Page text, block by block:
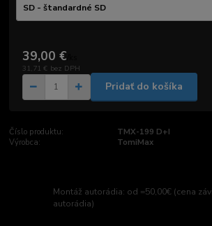
39,00 €
31,71 € bez DPH
Pridať do košíka
Číslo produktu:
TMX-199 D+I
Výrobca:
TomiMax
Montáž autorádia: od =50,00€ (cena
autorádia)